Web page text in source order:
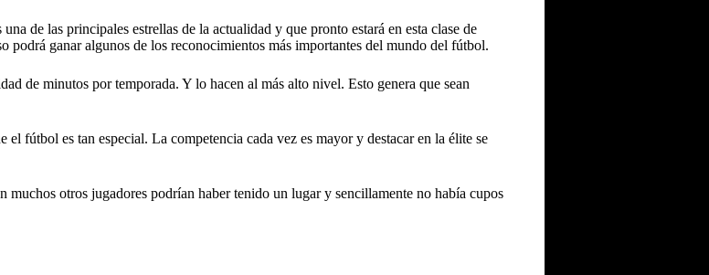
de las principales estrellas de la actualidad y que pronto estará en esta clase de
podrá ganar algunos de los reconocimientos más importantes del mundo del fútbol.
de minutos por temporada. Y lo hacen al más alto nivel. Esto genera que sean
fútbol es tan especial. La competencia cada vez es mayor y destacar en la élite se
otros jugadores podrían haber tenido un lugar y sencillamente no había cupos